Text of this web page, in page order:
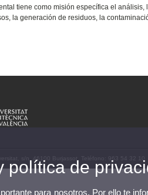
tiene como misión específica el
la generación de residuos, la
s/n. 46100 Burjassot. Teléfono: 963 54 32 10
política de
para nosotros. Por ello te